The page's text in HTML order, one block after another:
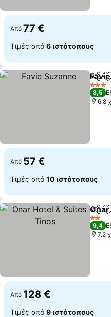
Από 77 €
Τιμές από 6 ιστότοπους
3
8,5
6.8
Από 57 €
Τιμές από 10 ιστότοπους
2
9,4
7.2
Από 128 €
Τιμές από 9 ιστότοπους